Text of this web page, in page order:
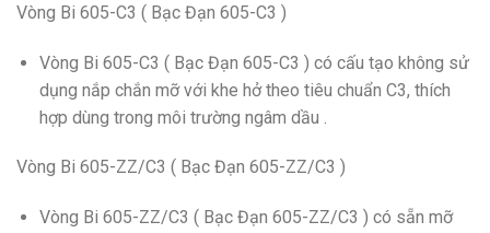
Vòng Bi 605-C3 ( Bạc Đạn 605-C3 )
Vòng Bi 605-C3 ( Bạc Đạn 605-C3 ) có cấu tạo không sử
dụng nắp chắn mỡ với khe hở theo tiêu chuẩn C3, thích
hợp dùng trong môi trường ngâm dầu .
Vòng Bi 605-ZZ/C3 ( Bạc Đạn 605-ZZ/C3 )
Vòng Bi 605-ZZ/C3 ( Bạc Đạn 605-ZZ/C3 ) có sẵn mỡ